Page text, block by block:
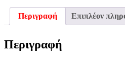
Περιγραφή Επιπλέον
Περιγραφή